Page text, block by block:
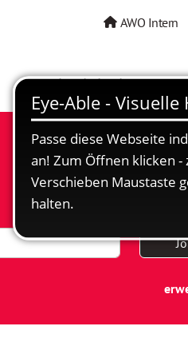
AWO Intern
AWO als Arbeitgeber